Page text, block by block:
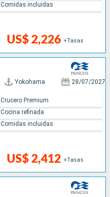
US$ 2,226 +Tasas
Comidas incluidas
Yokohama 28/07/2027
US$ 2,412 +Tasas
Crucero Premium
Cocina refinada
Comidas incluidas